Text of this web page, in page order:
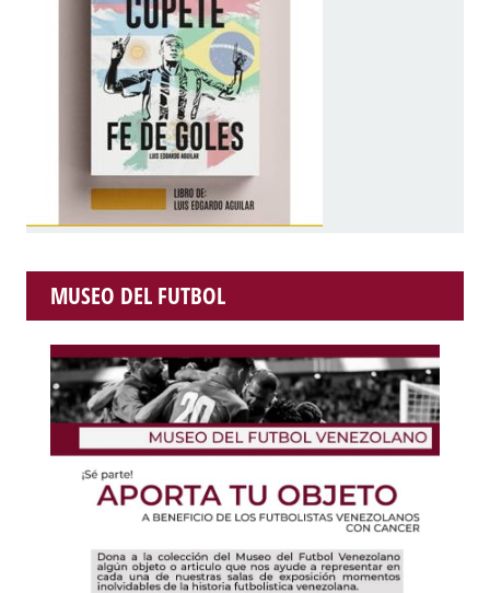
MUSEO DEL FUTBOL